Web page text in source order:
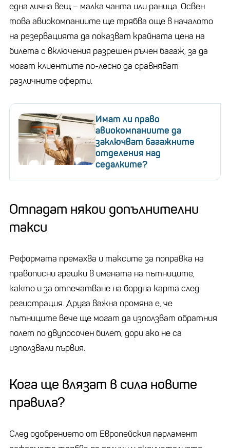
една лична вещ – малка чанта или раница. Освен
това авиокомпаниите ще трябва още в началото
на резервацията да показват крайната цена на
билета с включения разрешен ръчен багаж, за да
могат клиентите по-лесно да сравняват
различните оферти.
Имат ли право
авиокомпаниите да
заключват багажните
отделения над
седалките?
Отпадат някои допълнителни
такси
Реформата премахва и таксите за поправка на
правописни грешки в имената на пътниците,
както и за отпечатване на бордна карта след
регистрация. Друга важна промяна е, че
пътниците вече ще могат да използват обратния
полет по двупосочен билет, дори ако не са
използвали първия.
Кога ще влязат в сила новите
правила?
След одобрението от Европейския парламент